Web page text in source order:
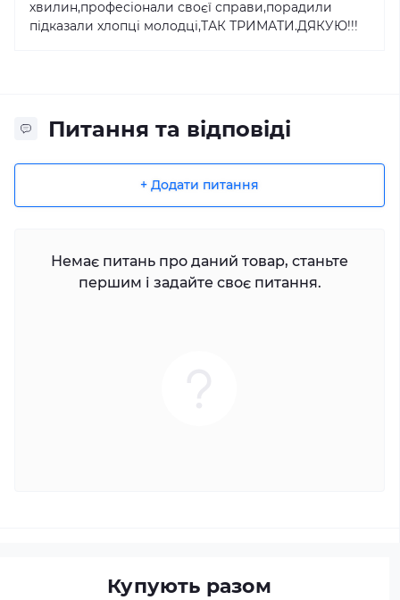
хвилин,професіонали своєї справи,порадили
підказали хлопці молодці,ТАК ТРИМАТИ.ДЯКУЮ!!!
Питання та відповіді
+ Додати питання
Немає питань про даний товар, станьте
першим і задайте своє питання.
Купують разом